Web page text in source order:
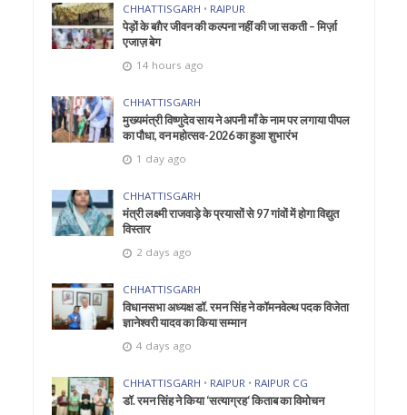
CHHATTISGARH • RAIPUR
पेड़ों के बग़ैर जीवन की कल्पना नहीं की जा सकती – मिर्ज़ा
एजाज़ बेग
14 hours ago
CHHATTISGARH
मुख्यमंत्री विष्णुदेव साय ने अपनी माँ के नाम पर लगाया पीपल
का पौधा, वन महोत्सव-2026 का हुआ शुभारंभ
1 day ago
CHHATTISGARH
मंत्री लक्ष्मी राजवाड़े के प्रयासों से 97 गांवों में होगा विद्युत
विस्तार
2 days ago
CHHATTISGARH
विधानसभा अध्यक्ष डॉ. रमन सिंह ने कॉमनवेल्थ पदक विजेता
ज्ञानेश्वरी यादव का किया सम्मान
4 days ago
CHHATTISGARH • RAIPUR • RAIPUR CG
डॉ. रमन सिंह ने किया ‘सत्याग्रह‘ किताब का विमोचन